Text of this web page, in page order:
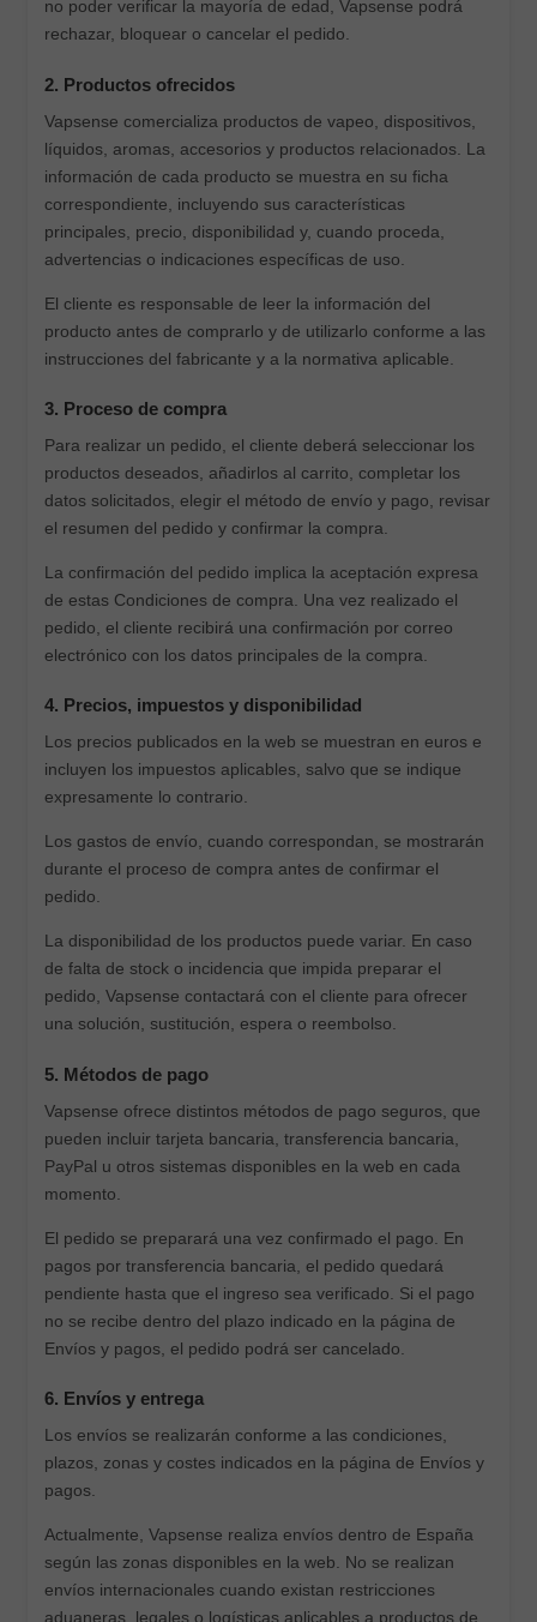
no poder verificar la mayoría de edad, Vapsense podrá
rechazar, bloquear o cancelar el pedido.
2. Productos ofrecidos
Vapsense comercializa productos de vapeo, dispositivos,
líquidos, aromas, accesorios y productos relacionados. La
información de cada producto se muestra en su ficha
correspondiente, incluyendo sus características
principales, precio, disponibilidad y, cuando proceda,
advertencias o indicaciones específicas de uso.
El cliente es responsable de leer la información del
producto antes de comprarlo y de utilizarlo conforme a las
instrucciones del fabricante y a la normativa aplicable.
3. Proceso de compra
Para realizar un pedido, el cliente deberá seleccionar los
productos deseados, añadirlos al carrito, completar los
datos solicitados, elegir el método de envío y pago, revisar
el resumen del pedido y confirmar la compra.
La confirmación del pedido implica la aceptación expresa
de estas Condiciones de compra. Una vez realizado el
pedido, el cliente recibirá una confirmación por correo
electrónico con los datos principales de la compra.
4. Precios, impuestos y disponibilidad
Los precios publicados en la web se muestran en euros e
incluyen los impuestos aplicables, salvo que se indique
expresamente lo contrario.
Los gastos de envío, cuando correspondan, se mostrarán
durante el proceso de compra antes de confirmar el
pedido.
La disponibilidad de los productos puede variar. En caso
de falta de stock o incidencia que impida preparar el
pedido, Vapsense contactará con el cliente para ofrecer
una solución, sustitución, espera o reembolso.
5. Métodos de pago
Vapsense ofrece distintos métodos de pago seguros, que
pueden incluir tarjeta bancaria, transferencia bancaria,
PayPal u otros sistemas disponibles en la web en cada
momento.
El pedido se preparará una vez confirmado el pago. En
pagos por transferencia bancaria, el pedido quedará
pendiente hasta que el ingreso sea verificado. Si el pago
no se recibe dentro del plazo indicado en la página de
Envíos y pagos, el pedido podrá ser cancelado.
6. Envíos y entrega
Los envíos se realizarán conforme a las condiciones,
plazos, zonas y costes indicados en la página de Envíos y
pagos.
Actualmente, Vapsense realiza envíos dentro de España
según las zonas disponibles en la web. No se realizan
envíos internacionales cuando existan restricciones
aduaneras, legales o logísticas aplicables a productos de